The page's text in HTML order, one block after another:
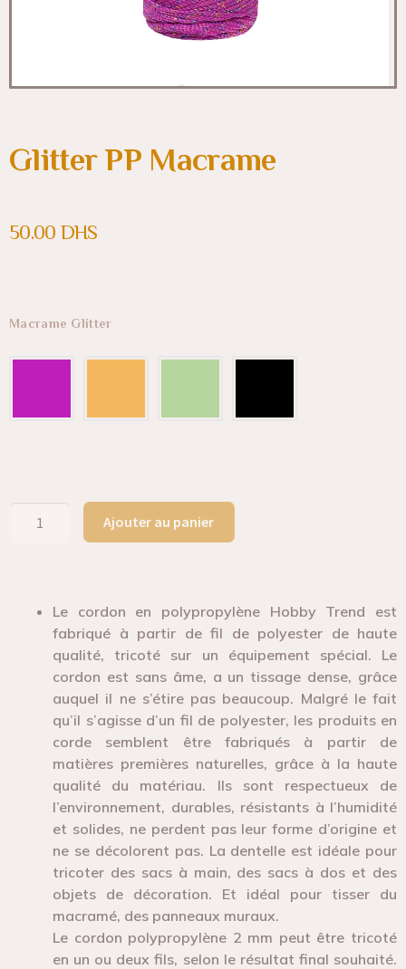
Glitter PP Macrame
50.00 DHS
Macrame Glitter
Ajouter au panier
Le cordon en polypropylène Hobby Trend est
fabriqué à partir de fil de polyester de haute
qualité, tricoté sur un équipement spécial. Le
cordon est sans âme, a un tissage dense, grâce
auquel il ne s’étire pas beaucoup. Malgré le fait
qu’il s’agisse d’un fil de polyester, les produits en
corde semblent être fabriqués à partir de
matières premières naturelles, grâce à la haute
qualité du matériau. Ils sont respectueux de
l’environnement, durables, résistants à l’humidité
et solides, ne perdent pas leur forme d’origine et
ne se décolorent pas. La dentelle est idéale pour
tricoter des sacs à main, des sacs à dos et des
objets de décoration. Et idéal pour tisser du
macramé, des panneaux muraux.
Le cordon polypropylène 2 mm peut être tricoté
en un ou deux fils, selon le résultat final souhaité.